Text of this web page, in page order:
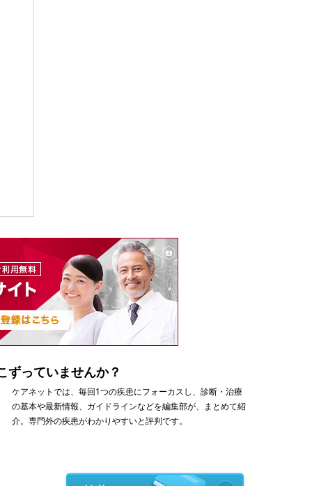
ずっていませんか？
ケアネットでは、毎回1つの疾患にフォーカスし、診断・治療
の基本や最新情報、ガイドラインなどを編集部が、まとめて紹
介。専門外の疾患がわかりやすいと評判です。